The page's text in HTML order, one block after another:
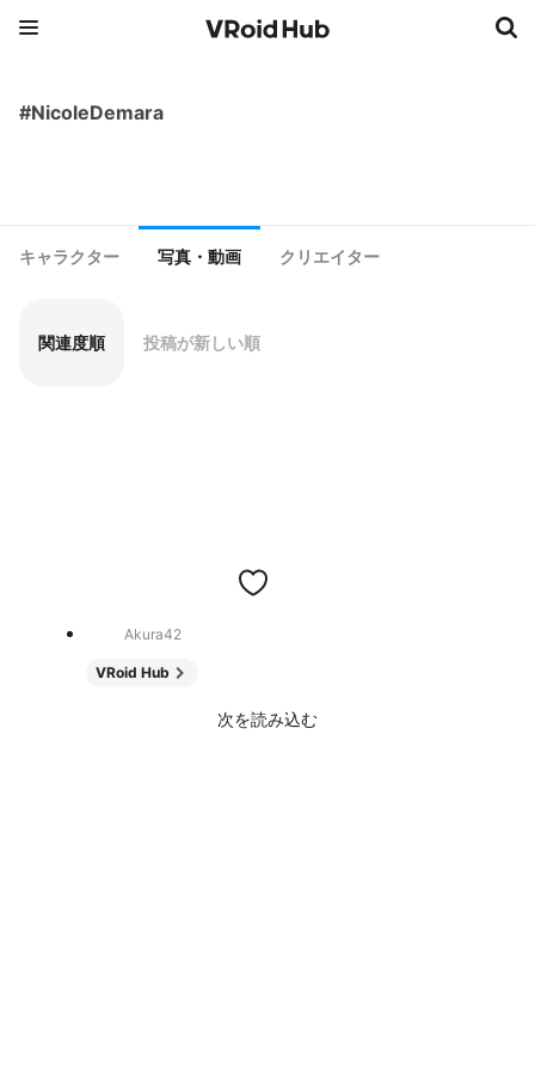
#NicoleDemara
キャラクター 写真・動画 クリエイター
関連度順 投稿が新しい順
Akura42
VRoid Hub
次を読み込む